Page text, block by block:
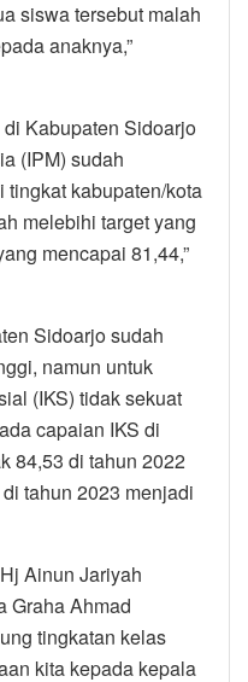
siswa tersebut malah
anaknya,”
Kabupaten Sidoarjo
(IPM) sudah
tingkat kabupaten/kota
melebihi target yang
mencapai 81,44,”
Sidoarjo sudah
namun untuk
(IKS) tidak sekuat
capaian IKS di
84,53 di tahun 2022
tahun 2023 menjadi
Ainun Jariyah
Graha Ahmad
tingkatan kelas
kita kepada kepala